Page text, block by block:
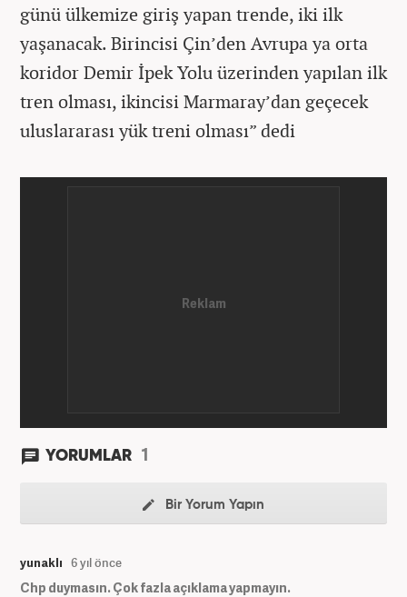
günü ülkemize giriş yapan trende, iki ilk
yaşanacak. Birincisi Çin’den Avrupa ya orta
koridor Demir İpek Yolu üzerinden yapılan ilk
tren olması, ikincisi Marmaray’dan geçecek
uluslararası yük treni olması” dedi
YORUMLAR 1
Bir Yorum Yapın
yunaklı 6 yıl önce
Chp duymasın. Çok fazla açıklama yapmayın.